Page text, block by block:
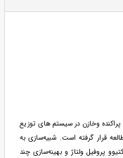
پراکنده وخازن در سیستم های توزیع
قرار گرفته است. شبیه‌سازی به
پروفیل ولتاژ و بهینه‌سازی چند